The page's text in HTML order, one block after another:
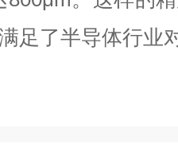
足了半导体行业